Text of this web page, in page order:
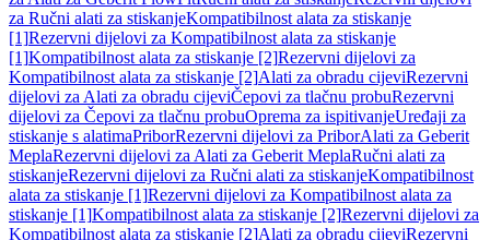
za Ručni alati za stiskanjeKompatibilnost alata za stiskanje
[1]Rezervni dijelovi za Kompatibilnost alata za stiskanje
[1]Kompatibilnost alata za stiskanje [2]Rezervni dijelovi za
Kompatibilnost alata za stiskanje [2]Alati za obradu cijeviRezervni
dijelovi za Alati za obradu cijeviČepovi za tlačnu probuRezervni
dijelovi za Čepovi za tlačnu probuOprema za ispitivanjeUređaji za
stiskanje s alatimaPriborRezervni dijelovi za PriborAlati za Geberit
MeplaRezervni dijelovi za Alati za Geberit MeplaRučni alati za
stiskanjeRezervni dijelovi za Ručni alati za stiskanjeKompatibilnost
alata za stiskanje [1]Rezervni dijelovi za Kompatibilnost alata za
stiskanje [1]Kompatibilnost alata za stiskanje [2]Rezervni dijelovi za
Kompatibilnost alata za stiskanje [2]Alati za obradu cijeviRezervni